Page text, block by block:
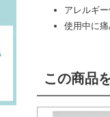
アレルギ
使用中に
この商品